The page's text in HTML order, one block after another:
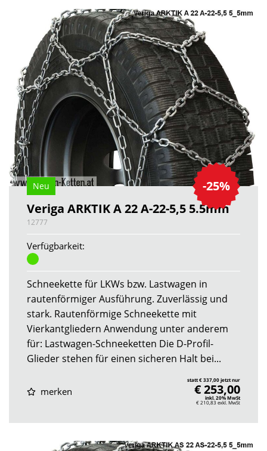
-25%
Neu
Veriga ARKTIK A 22 A-22-5,5 5.5mm
12777
Verfügbarkeit:
Schneekette für LKWs bzw. Lastwagen in
rautenförmiger Ausführung. Zuverlässig und
stark. Rautenförmige Schneekette mit
Vierkantgliedern Anwendung unter anderem
für: Lastwagen-Schneeketten Die D-Profil-
Glieder stehen für einen sicheren Halt bei...
merken
statt € 337,00 jetzt nur
€ 253,00
inkl. 20% MwSt
€ 210,83 exkl. MwSt